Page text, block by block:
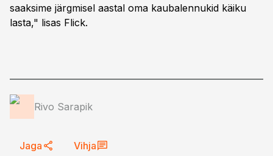
saaksime järgmisel aastal oma kaubalennukid käiku
lasta," lisas Flick.
Rivo Sarapik
Jaga Vihja